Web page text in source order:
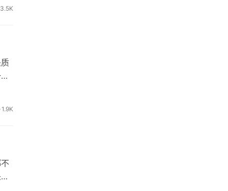
3.5K
1.9K